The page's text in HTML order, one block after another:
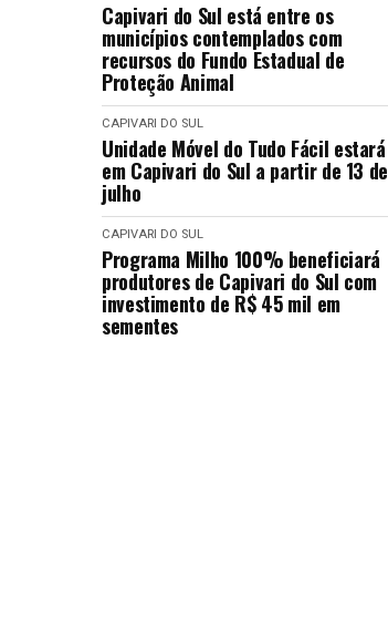
Capivari do Sul está entre os
municípios contemplados com
recursos do Fundo Estadual de
Proteção Animal
CAPIVARI DO SUL
Unidade Móvel do Tudo Fácil estará
em Capivari do Sul a partir de 13 de
julho
CAPIVARI DO SUL
Programa Milho 100% beneficiará
produtores de Capivari do Sul com
investimento de R$ 45 mil em
sementes